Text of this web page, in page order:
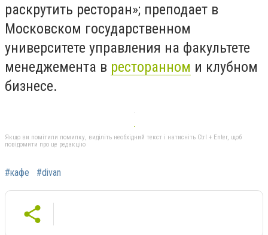
раскрутить ресторан»; преподает в
Московском государственном
университете управления на факультете
менеджемента в ресторанном и клубном
бизнесе.
Якщо ви помітили помилку, виділіть необхідний текст і натисніть Ctrl + Enter, щоб
повідомити про це редакцію
#кафе #divan